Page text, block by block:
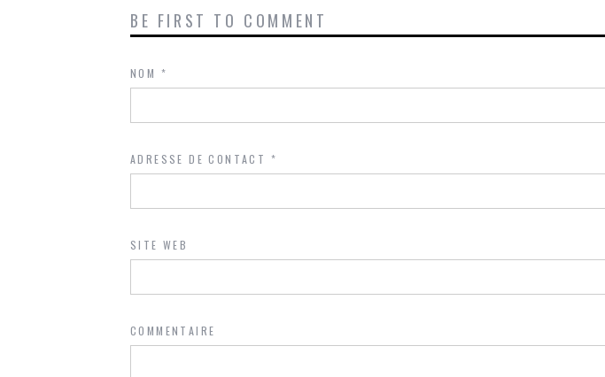
BE FIRST TO COMMENT
NOM *
ADRESSE DE CONTACT *
SITE WEB
COMMENTAIRE